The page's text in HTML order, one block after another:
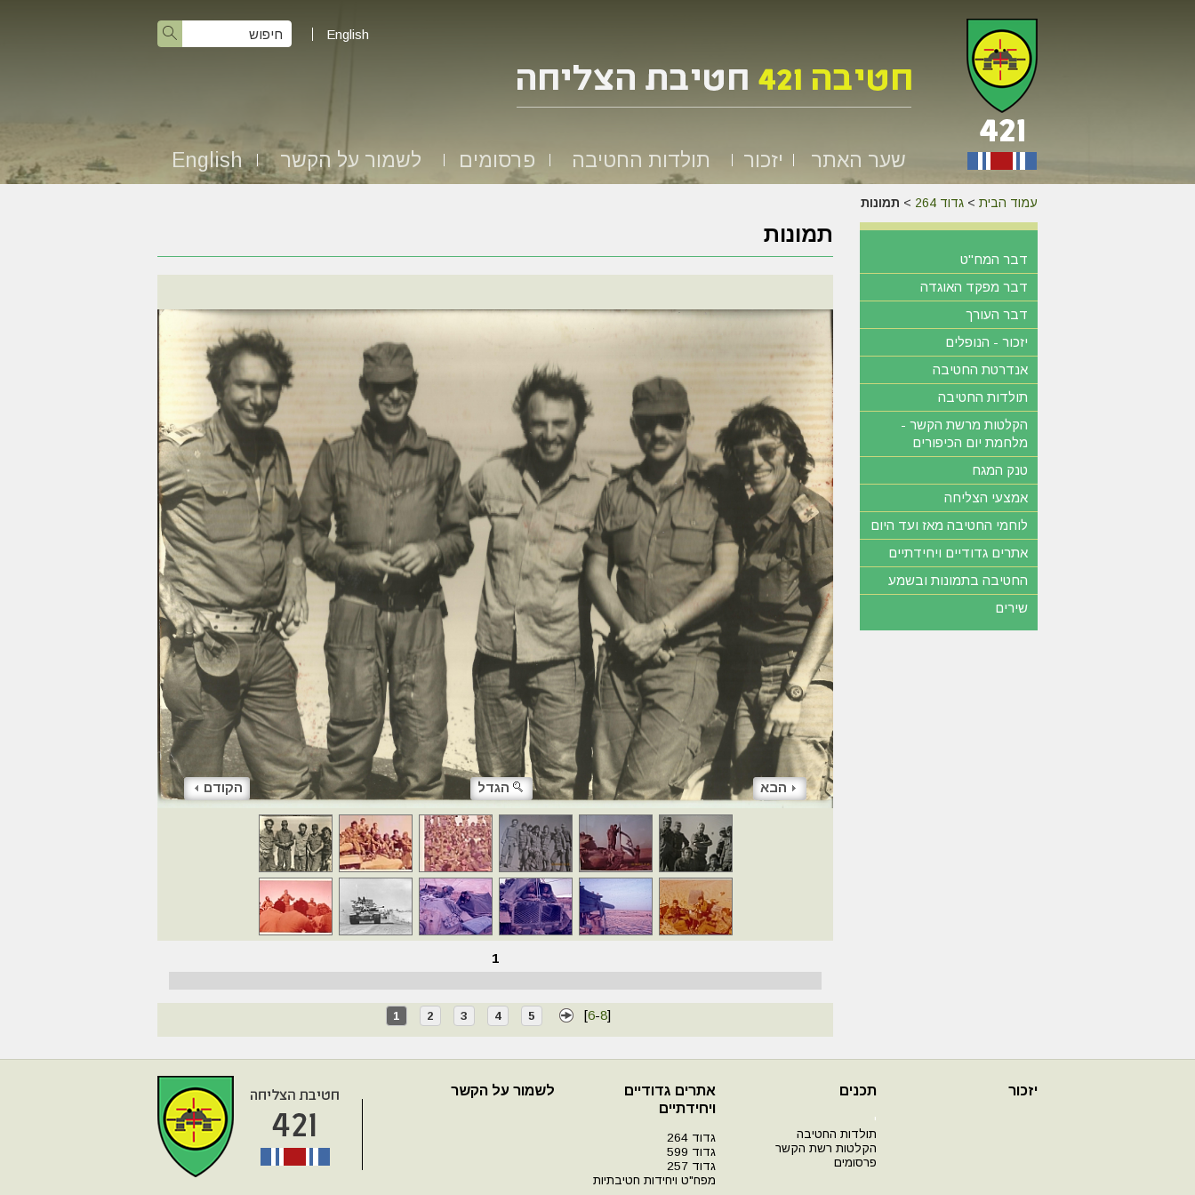
English
שער האתר יזכור תולדות החטיבה פרסומים לשמור על הקשר English
עמוד הבית >גדוד 264 > תמונות
תמונות
הקודם הגדל הבא
1
1 2 3 4 5 [6-8]
דבר המח"ט
דבר מפקד האוגדה
דבר העורך
יזכור - הנופלים
אנדרטת החטיבה
תולדות החטיבה
הקלטות מרשת הקשר -
מלחמת יום הכיפורים
טנק המגח
אמצעי הצליחה
לוחמי החטיבה מאז ועד היום
אתרים גדודיים ויחידתיים
החטיבה בתמונות ובשמע
שירים
יזכור תכנים
י
תולדות החטיבה
הקלטות רשת הקשר
פרסומים
אתרים גדודיים
ויחידתיים
גדוד 264
גדוד 599
גדוד 257
מפח"ט ויחידות חטיבתיות
לשמור על הקשר